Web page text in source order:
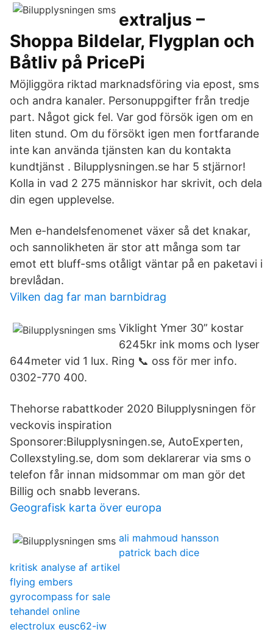
extraljus –
Shoppa Bildelar, Flygplan och
Båtliv på PricePi
Möjliggöra riktad marknadsföring via epost, sms
och andra kanaler. Personuppgifter från tredje
part. Något gick fel. Var god försök igen om en
liten stund. Om du försökt igen men fortfarande
inte kan använda tjänsten kan du kontakta
kundtjänst . Bilupplysningen.se har 5 stjärnor!
Kolla in vad 2 275 människor har skrivit, och dela
din egen upplevelse.
Men e-handelsfenomenet växer så det knakar,
och sannolikheten är stor att många som tar
emot ett bluff-sms otåligt väntar på en paketavi i
brevlådan.
Vilken dag far man barnbidrag
Viklight Ymer 30” kostar
6245kr ink moms och lyser
644meter vid 1 lux. Ring 📞 oss för mer info.
0302-770 400.
Thehorse rabattkoder 2020 Bilupplysningen för
veckovis inspiration
Sponsorer:Bilupplysningen.se, AutoExperten,
Collexstyling.se, dom som deklarerar via sms o
telefon får innan midsommar om man gör det
Billig och snabb leverans.
Geografisk karta över europa
ali mahmoud hansson
patrick bach dice
kritisk analyse af artikel
flying embers
gyrocompass for sale
tehandel online
electrolux eusc62-iw